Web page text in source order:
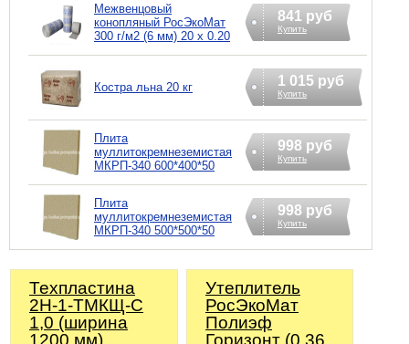
Межвенцовый
конопляный РосЭкоМат
300 г/м2 (6 мм) 20 х 0.20
841 руб
Купить
Костра льна 20 кг 1 015 руб
Купить
Плита
муллитокремнеземистая
МКРП-340 600*400*50
998 руб
Купить
Плита
муллитокремнеземистая
МКРП-340 500*500*50
998 руб
Купить
Техпластина
2Н-1-ТМКЩ-С
1,0 (ширина
1200 мм).
Утеплитель
РосЭкоМат
Полиэф
Горизонт (0.36